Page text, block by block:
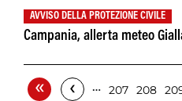
AVVISO DELLA PROTEZIONE CIVILE
Campania, allerta meteo
« ‹ … 207 208